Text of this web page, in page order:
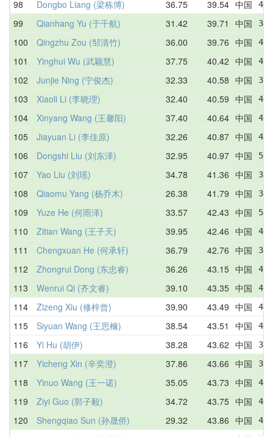
98 Dongbo Liang (梁栋博) 36.75 39.54 中国
99 Qianhang Yu (于千航) 31.42 39.71 中国
100 Qingzhu Zou (邹清竹) 36.00 39.76 中国
101 Yinghui Wu (武颖慧) 37.75 40.42 中国
102 Junjie Ning (宁俊杰) 32.33 40.58 中国
103 Xiaoli Li (李晓理) 32.40 40.59 中国
104 Xinyang Wang (王馨阳) 37.40 40.64 中国
105 Jiayuan Li (李佳原) 32.26 40.87 中国
106 Dongshi Liu (刘东泽) 32.95 40.97 中国
107 Yao Liu (刘瑶) 34.78 41.36 中国
108 Qiaomu Yang (杨乔木) 26.38 41.79 中国
109 Yuze He (何雨泽) 33.57 42.43 中国
110 Zitian Wang (王子天) 39.95 42.46 中国
111 Chengxuan He (何承轩) 36.79 42.76 中国
112 Zhongrui Dong (东忠睿) 36.26 43.15 中国
113 Wenrui Qi (齐文睿) 39.10 43.35 中国
114 Zizeng Xiu (修梓曾) 39.90 43.49 中国
115 Siyuan Wang (王思橼) 38.54 43.51 中国
116 Yi Hu (胡伊) 38.28 43.62 中国
117 Yicheng Xin (辛奕澄) 37.86 43.66 中国
118 Yinuo Wang (王一诺) 35.05 43.73 中国
119 Ziyi Guo (郭子毅) 34.72 43.75 中国
120 Shengqiao Sun (孙晟侨) 29.32 43.86 中国